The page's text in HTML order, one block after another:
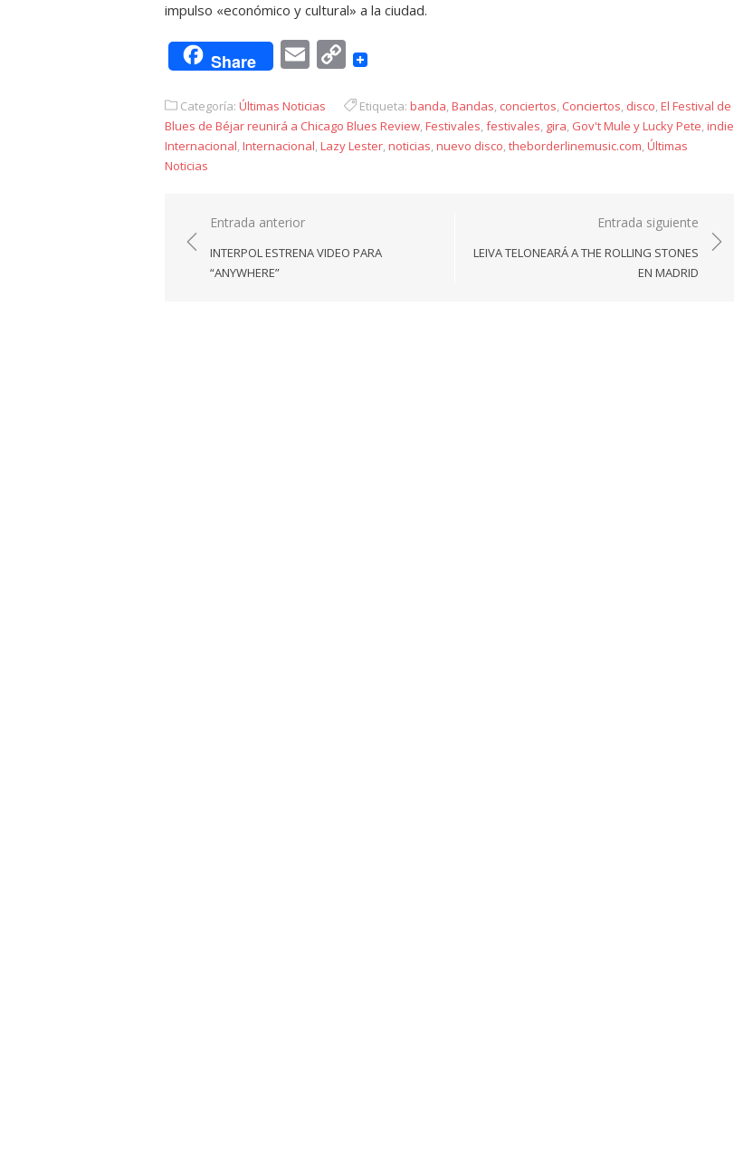
impulso «económico y cultural» a la ciudad.
Share EmailCopy
Categoría: Últimas Noticias Etiqueta: banda,Bandas, conciertos, Conciertos, disco,El Festival de
Blues de Béjar reunirá a Chicago Blues Review,Festivales,festivales, gira, Gov't Mule y Lucky Pete,indie
Internacional,Internacional,Lazy Lester,noticias,nuevo disco,theborderlinemusic.com,Últimas
Noticias
Navegación
de
entradas
Entrada anterior
INTERPOL ESTRENA VIDEO PARA
“ANYWHERE”
Entrada siguiente
LEIVA TELONEARÁ A THE ROLLING STONES
EN MADRID